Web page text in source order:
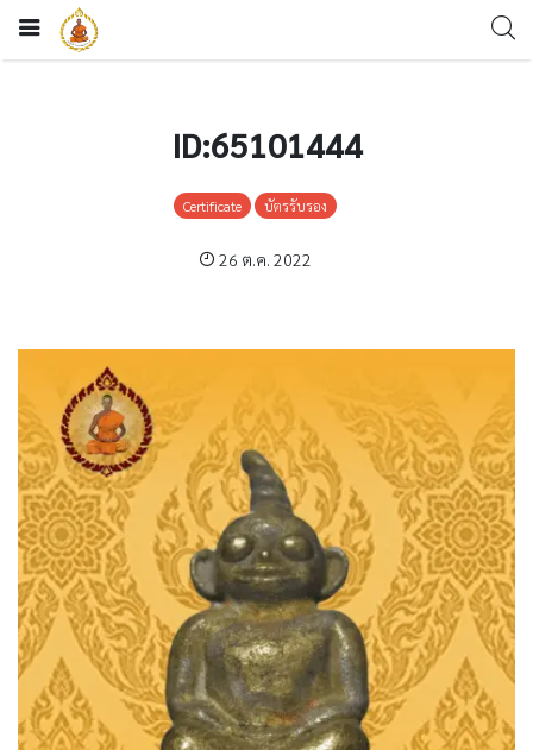
ID:65101444
Certificate บัตรรับรอง
26 ต.ค. 2022